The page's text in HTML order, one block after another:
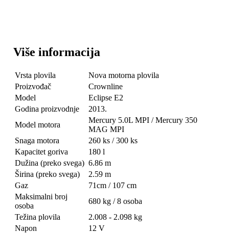
Više informacija
Vrsta plovila
Nova motorna plovila
Proizvođač
Crownline
Model
Eclipse E2
Godina proizvodnje
2013.
Model motora
Mercury 5.0L MPI / Mercury 350
MAG MPI
Snaga motora
260 ks / 300 ks
Kapacitet goriva
180 l
Dužina (preko svega) 6.86 m
Širina (preko svega)
2.59 m
Gaz
71cm / 107 cm
Maksimalni broj
osoba
680 kg / 8 osoba
Težina plovila
2.008 - 2.098 kg
Napon
12 V